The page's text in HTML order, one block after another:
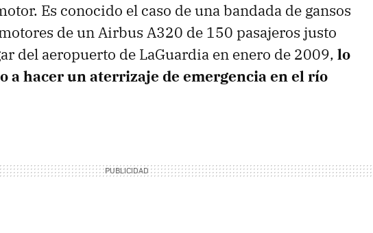
Es conocido el caso de una bandada de gansos
de un Airbus A320 de 150 pasajeros justo
del aeropuerto de LaGuardia en enero de 2009, lo
a hacer un aterrizaje de emergencia en el río